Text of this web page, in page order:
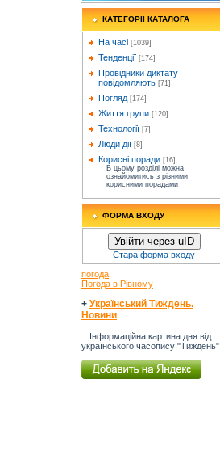
КАТЕГОРІЇ КАТАЛОГА
На часі [1039]
Тенденції [174]
Провідники диктату
повідомляють [71]
Погляд [174]
Життя групи [120]
Технології [7]
Люди дії [8]
Корисні поради [16]
В цьому розділі можна
ознайомитись з різними
корисними порадами
ФОРМА ВХОДУ
Увійти через uID
Стара форма входу
погода
Погода в Рівному
+ Український Тиждень.
Новини
Інформаційна картина дня від
українського часопису "Тиждень".